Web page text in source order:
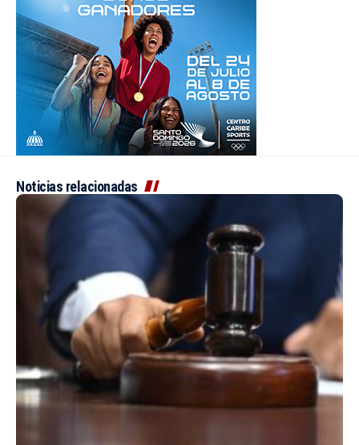
Noticias relacionadas